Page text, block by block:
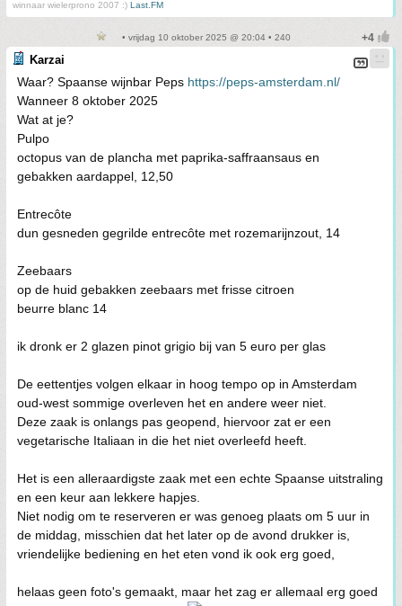
winnaar wielerprono 2007 :) Last.FM
• vrijdag 10 oktober 2025 @ 20:04 • 240
Karzai
Waar? Spaanse wijnbar Peps https://peps-amsterdam.nl/
Wanneer 8 oktober 2025
Wat at je?
Pulpo
octopus van de plancha met paprika-saffraansaus en
gebakken aardappel, 12,50
Entrecôte
dun gesneden gegrilde entrecôte met rozemarijnzout, 14
Zeebaars
op de huid gebakken zeebaars met frisse citroen
beurre blanc 14
ik dronk er 2 glazen pinot grigio bij van 5 euro per glas
De eettentjes volgen elkaar in hoog tempo op in Amsterdam
oud-west sommige overleven het en andere weer niet.
Deze zaak is onlangs pas geopend, hiervoor zat er een
vegetarische Italiaan in die het niet overleefd heeft.
Het is een alleraardigste zaak met een echte Spaanse uitstraling
en een keur aan lekkere hapjes.
Niet nodig om te reserveren er was genoeg plaats om 5 uur in
de middag, misschien dat het later op de avond drukker is,
vriendelijke bediening en het eten vond ik ook erg goed,
helaas geen foto's gemaakt, maar het zag er allemaal erg goed